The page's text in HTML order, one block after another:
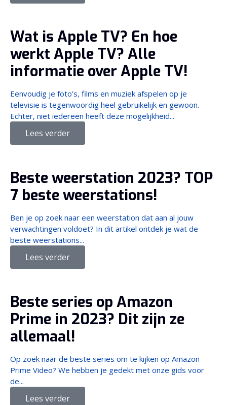
Wat is Apple TV? En hoe
werkt Apple TV? Alle
informatie over Apple TV!
Eenvoudig je foto’s, films en muziek afspelen op je
televisie is tegenwoordig heel gebruikelijk en gewoon.
Echter, niet iedereen heeft deze mogelijkheid...
Lees verder
Beste weerstation 2023? TOP
7 beste weerstations!
Ben je op zoek naar een weerstation dat aan al jouw
verwachtingen voldoet? In dit artikel ontdek je wat de
beste weerstations...
Lees verder
Beste series op Amazon
Prime in 2023? Dit zijn ze
allemaal!
Op zoek naar de beste series om te kijken op Amazon
Prime Video? We hebben je gedekt met onze gids voor
de...
Lees verder